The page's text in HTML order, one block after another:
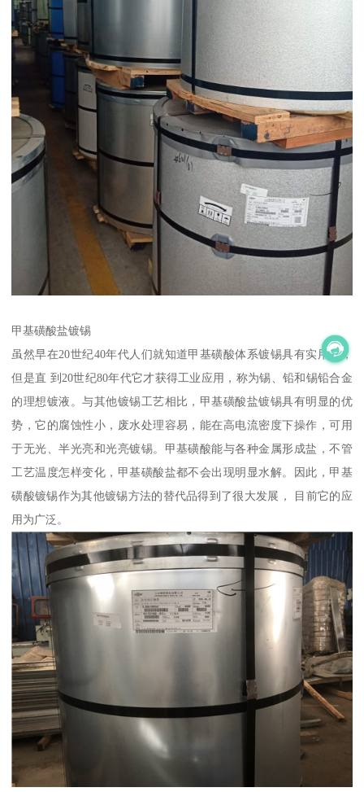
甲基磺酸盐镀锡
虽然早在20世纪40年代人们就知道甲基磺酸体系镀锡具有实用性，
但是直 到20世纪80年代它才获得工业应用，称为锡、铅和锡铅合金
的理想镀液。与其他镀锡工艺相比，甲基磺酸盐镀锡具有明显的优
势，它的腐蚀性小，废水处理容易，能在高电流密度下操作，可用
于无光、半光亮和光亮镀锡。甲基磺酸能与各种金属形成盐，不管
工艺温度怎样变化，甲基磺酸盐都不会出现明显水解。因此，甲基
磺酸镀锡作为其他镀锡方法的替代品得到了很大发展， 目前它的应
用为广泛。